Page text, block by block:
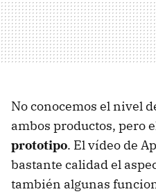
No conocemos el nivel
ambos productos, pero
prototipo. El vídeo de
bastante calidad el
también algunas